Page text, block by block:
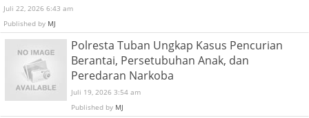
Juli 22, 2026 6:43 am
Published by MJ
Polresta Tuban Ungkap Kasus Pencurian
Berantai, Persetubuhan Anak, dan
Peredaran Narkoba
Juli 19, 2026 3:54 am
Published by MJ